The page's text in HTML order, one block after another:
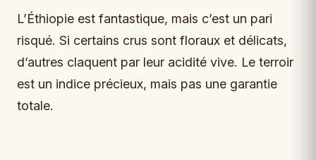
L’Éthiopie est fantastique, mais c’est un pari
risqué. Si certains crus sont floraux et délicats,
d’autres claquent par leur acidité vive. Le terroir
est un indice précieux, mais pas une garantie
totale.